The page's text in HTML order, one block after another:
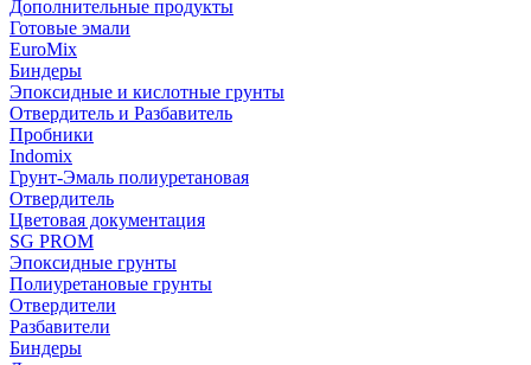
Дополнительные продукты
Готовые эмали
EuroMix
Биндеры
Эпоксидные и кислотные грунты
Отвердитель и Разбавитель
Пробники
Indomix
Грунт-Эмаль полиуретановая
Отвердитель
Цветовая документация
SG PROM
Эпоксидные грунты
Полиуретановые грунты
Отвердители
Разбавители
Биндеры